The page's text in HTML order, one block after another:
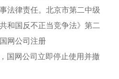
法律责任。北京市第二中级
和国反不正当竞争法》第二
网公司注册
国网公司立即停止使用并撤